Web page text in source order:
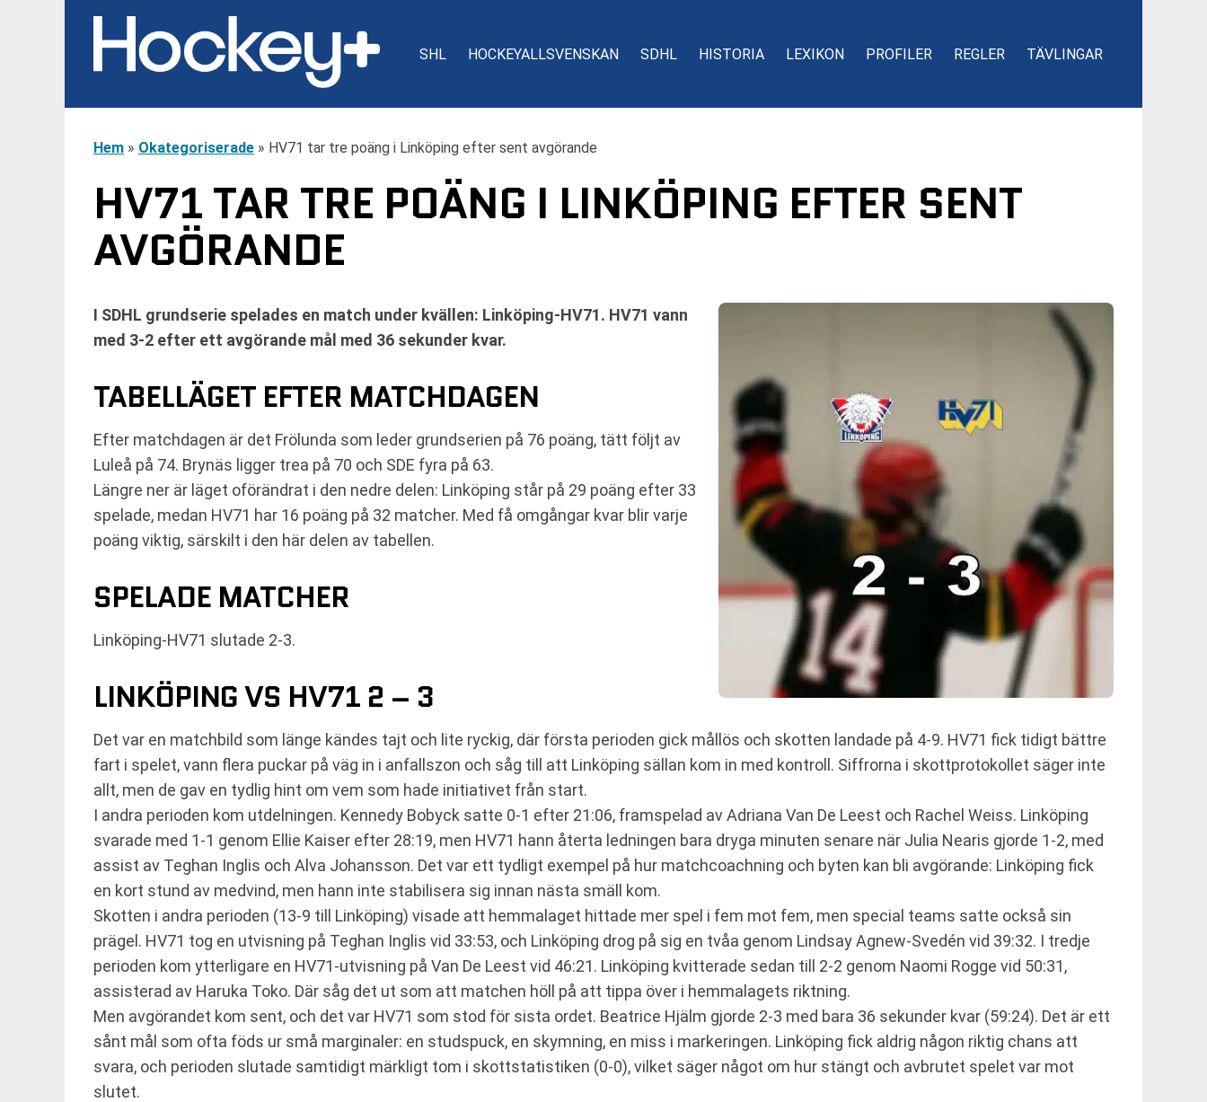
SHL HOCKEYALLSVENSKAN SDHL HISTORIA LEXIKON PROFILER REGLER TÄVLINGAR
Hem » Okategoriserade » HV71 tar tre poäng i Linköping efter sent avgörande
HV71 TAR TRE POÄNG I LINKÖPING EFTER SENT
AVGÖRANDE
I SDHL grundserie spelades en match under kvällen: Linköping-HV71. HV71 vann
med 3-2 efter ett avgörande mål med 36 sekunder kvar.
TABELLÄGET EFTER MATCHDAGEN
Efter matchdagen är det Frölunda som leder grundserien på 76 poäng, tätt följt av
Luleå på 74. Brynäs ligger trea på 70 och SDE fyra på 63.
Längre ner är läget oförändrat i den nedre delen: Linköping står på 29 poäng efter 33
spelade, medan HV71 har 16 poäng på 32 matcher. Med få omgångar kvar blir varje
poäng viktig, särskilt i den här delen av tabellen.
SPELADE MATCHER
Linköping-HV71 slutade 2-3.
LINKÖPING VS HV71 2 – 3
Det var en matchbild som länge kändes tajt och lite ryckig, där första perioden gick mållös och skotten landade på 4-9. HV71 fick tidigt bättre
fart i spelet, vann flera puckar på väg in i anfallszon och såg till att Linköping sällan kom in med kontroll. Siffrorna i skottprotokollet säger inte
allt, men de gav en tydlig hint om vem som hade initiativet från start.
I andra perioden kom utdelningen. Kennedy Bobyck satte 0-1 efter 21:06, framspelad av Adriana Van De Leest och Rachel Weiss. Linköping
svarade med 1-1 genom Ellie Kaiser efter 28:19, men HV71 hann återta ledningen bara dryga minuten senare när Julia Nearis gjorde 1-2, med
assist av Teghan Inglis och Alva Johansson. Det var ett tydligt exempel på hur matchcoachning och byten kan bli avgörande: Linköping fick
en kort stund av medvind, men hann inte stabilisera sig innan nästa smäll kom.
Skotten i andra perioden (13-9 till Linköping) visade att hemmalaget hittade mer spel i fem mot fem, men special teams satte också sin
prägel. HV71 tog en utvisning på Teghan Inglis vid 33:53, och Linköping drog på sig en tvåa genom Lindsay Agnew-Svedén vid 39:32. I tredje
perioden kom ytterligare en HV71-utvisning på Van De Leest vid 46:21. Linköping kvitterade sedan till 2-2 genom Naomi Rogge vid 50:31,
assisterad av Haruka Toko. Där såg det ut som att matchen höll på att tippa över i hemmalagets riktning.
Men avgörandet kom sent, och det var HV71 som stod för sista ordet. Beatrice Hjälm gjorde 2-3 med bara 36 sekunder kvar (59:24). Det är ett
sånt mål som ofta föds ur små marginaler: en studspuck, en skymning, en miss i markeringen. Linköping fick aldrig någon riktig chans att
svara, och perioden slutade samtidigt märkligt tom i skottstatistiken (0-0), vilket säger något om hur stängt och avbrutet spelet var mot
slutet.